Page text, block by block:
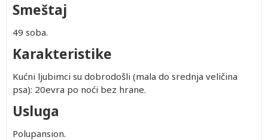
Smeštaj
49 soba.
Karakteristike
Kućni ljubimci su dobrodošli (mala do srednja veličina
psa): 20evra po noći bez hrane.
Usluga
Polupansion.